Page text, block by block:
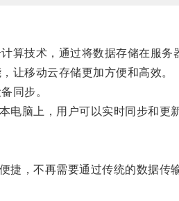
技术，通过将数据存储在服务
移动云存储更加方便和高效。
同步。
脑上，用户可以实时同步和更新
，不再需要通过传统的数据传输